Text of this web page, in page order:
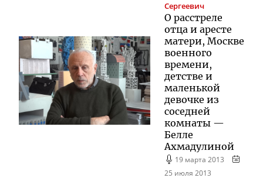
Сергеевич
О расстреле
отца и аресте
матери, Москве
военного
времени,
детстве и
маленькой
девочке из
соседней
комнаты —
Белле
Ахмадулиной
19 марта 2013
25 июля 2013